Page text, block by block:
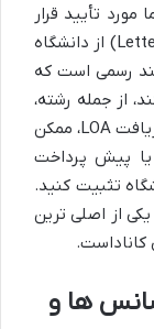
تأیید قرار
گیرد، نامه پذیرش (Letter of Acceptance – LOA) از دانشگاه
رسمی است که
از جمله رشته،
مقطع، مدت زمان تحصیل و شهریه. پس از دریافت LOA، ممکن
یا پیش پرداخت
تثبیت کنید.
از اصلی ترین
کاناداست.